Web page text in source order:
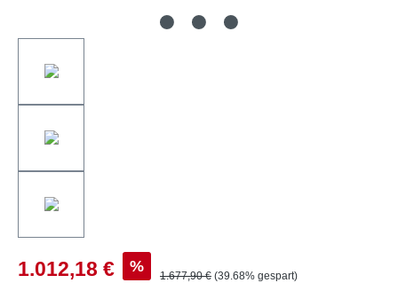
1.012,18 € %
1.677,90 € (39.68% gespart)